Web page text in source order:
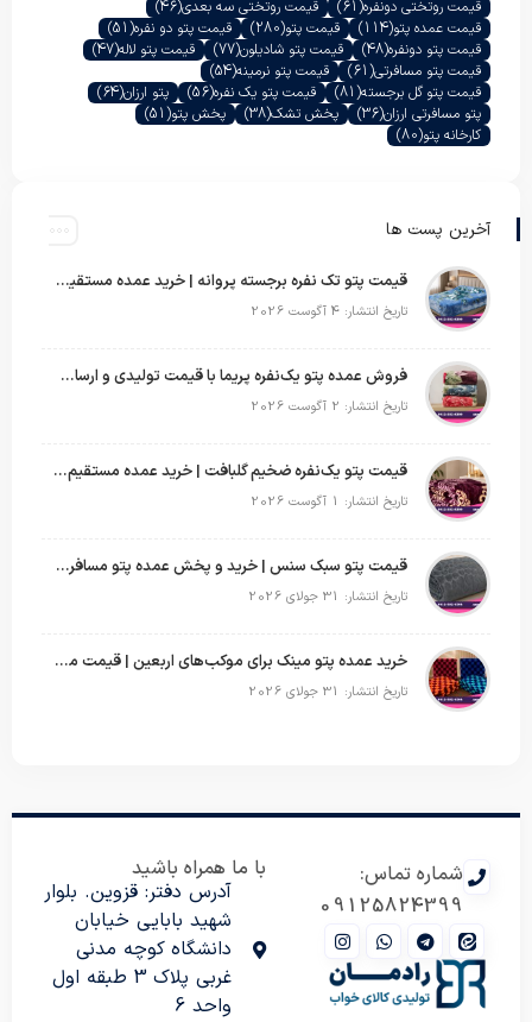
قیمت روتختی دونفره(61) قیمت روتختی سه بعدی(46)
قیمت عمده پتو(114) قیمت پتو(280) قیمت پتو دو نفره(51)
قیمت پتو دونفره(48) قیمت پتو شادیلون(77) قیمت پتو لاله(47)
قیمت پتو مسافرتی(61) قیمت پتو نرمینه(54)
قیمت پتو گل برجسته(81) قیمت پتو یک نفره(56) پتو ارزان(64)
پتو مسافرتی ارزان(36) پخش تشک(38) پخش پتو(51)
کارخانه پتو(80)
آخرین پست ها
قیمت پتو تک نفره برجسته پروانه | خرید عمده مستقیم با بهترین قیمت بازار
تاریخ انتشار: 4 آگوست 2026
فروش عمده پتو یک‌نفره پریما با قیمت تولیدی و ارسال به سراسر کشور
تاریخ انتشار: 2 آگوست 2026
قیمت پتو یک‌نفره ضخیم گلبافت | خرید عمده مستقیم با بهترین قیمت
تاریخ انتشار: 1 آگوست 2026
قیمت پتو سبک سنس | خرید و پخش عمده پتو مسافرتی Sense
تاریخ انتشار: 31 جولای 2026
خرید عمده پتو مینک برای موکب‌های اربعین | قیمت مناسب و ارسال سریع
تاریخ انتشار: 31 جولای 2026
شماره تماس:
09125824399
با ما همراه باشید
آدرس دفتر: قزوین. بلوار
شهید بابایی خیابان
دانشگاه کوچه مدنی
غربی پلاک 3 طبقه اول
واحد 6